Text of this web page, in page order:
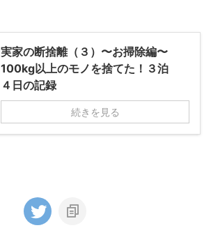
実家の断捨離（３）〜お掃除編〜
100kg以上のモノを捨てた！３泊
４日の記録
続きを見る